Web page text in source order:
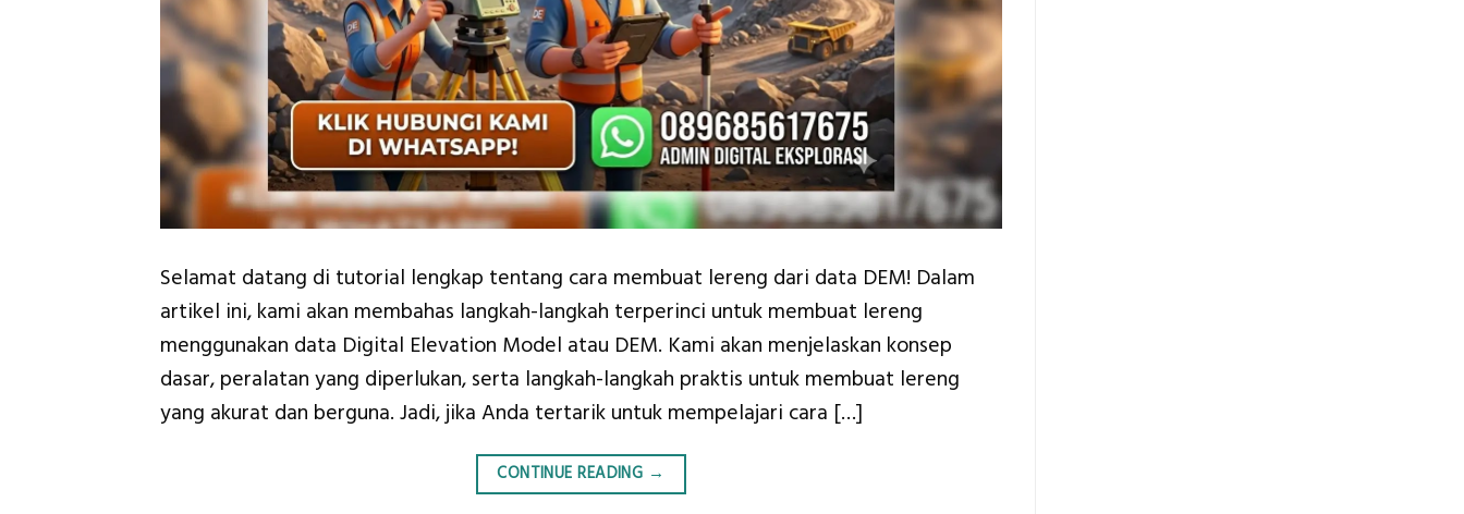
Selamat datang di tutorial lengkap tentang cara membuat lereng dari data DEM! Dalam
artikel ini, kami akan membahas langkah-langkah terperinci untuk membuat lereng
menggunakan data Digital Elevation Model atau DEM. Kami akan menjelaskan konsep
dasar, peralatan yang diperlukan, serta langkah-langkah praktis untuk membuat lereng
yang akurat dan berguna. Jadi, jika Anda tertarik untuk mempelajari cara […]
CONTINUE READING →